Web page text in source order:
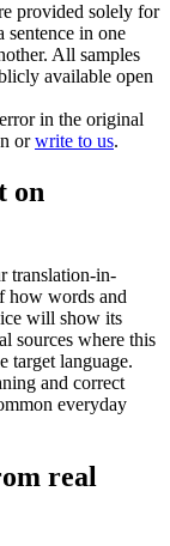
provided solely for
sentence in one
All samples
available open
in the original
orwrite to us.
on
translation-in-
how words and
will show its
sources where this
target language.
and correct
everyday
real